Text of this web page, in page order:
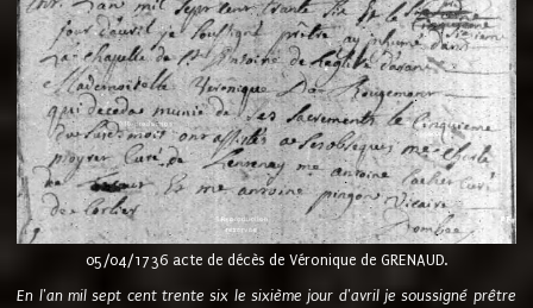
05/04/1736 acte de décès de Véronique de GRENAUD.
En l'an mil sept cent trente six le sixième jour d'avril je soussigné prêtre